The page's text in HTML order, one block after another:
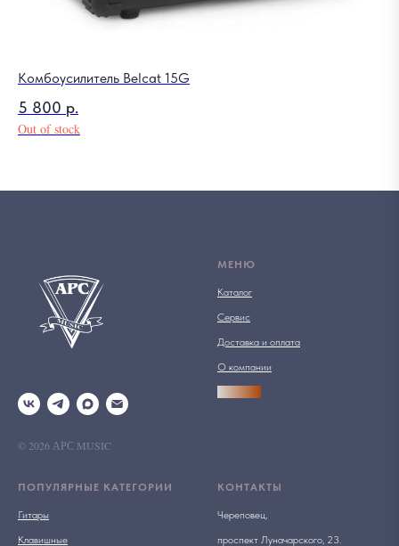
Комбоусилитель Belcat 15G
5 800 р.
Out of stock
© 2026 АРС MUSIC
МЕНЮ
Каталог
Сервис
Доставка и оплата
О компании
ПОПУЛЯРНЫЕ КАТЕГОРИИ
Гитары
Клавишные
КОНТАКТЫ
Череповец,
проспект Луначарского, 23.